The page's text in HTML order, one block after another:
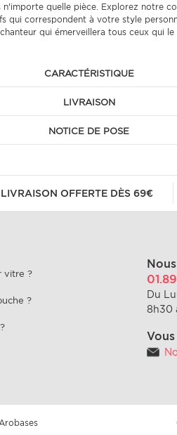
n'importe quelle pièce. Explorez notre
qui correspondent à votre style
qui émerveillera tous ceux qui le
CARACTÉRISTIQUE
LIVRAISON
NOTICE DE POSE
LIVRAISON OFFERTE DÈS 69€
vitre ?
?
Du
8h30